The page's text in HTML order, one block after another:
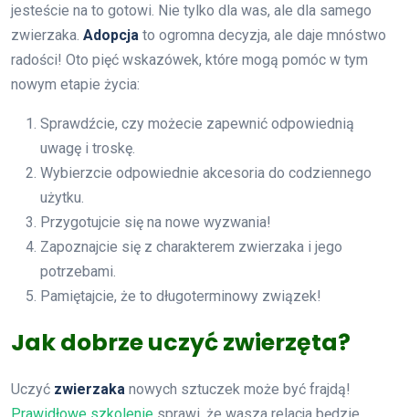
jesteście na to gotowi. Nie tylko dla was, ale dla samego
zwierzaka. Adopcja to ogromna decyzja, ale daje mnóstwo
radości! Oto pięć wskazówek, które mogą pomóc w tym
nowym etapie życia:
Sprawdźcie, czy możecie zapewnić odpowiednią
uwagę i troskę.
Wybierzcie odpowiednie akcesoria do codziennego
użytku.
Przygotujcie się na nowe wyzwania!
Zapoznajcie się z charakterem zwierzaka i jego
potrzebami.
Pamiętajcie, że to długoterminowy związek!
Jak dobrze uczyć zwierzęta?
Uczyć zwierzaka nowych sztuczek może być frajdą!
Prawidłowe szkolenie sprawi, że wasza relacja będzie